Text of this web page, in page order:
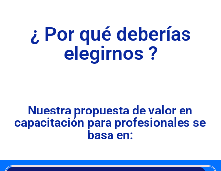
¿ Por qué deberías
elegirnos ?
Nuestra propuesta de valor en
capacitación para profesionales se
basa en: